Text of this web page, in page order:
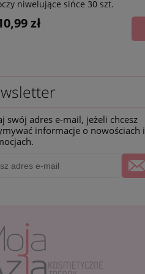
niwelujące sińce 30 szt.
zł
swój adres e-mail, jeżeli chcesz
informacje o nowościach i